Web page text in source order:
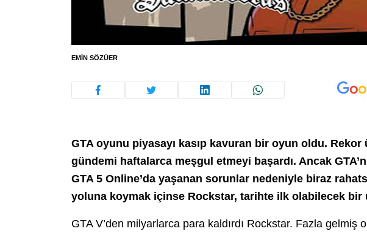
EMIN SÖZÜER
GTA oyunu piyasayı kasıp kavuran bir oyun oldu. Rekor
gündemi haftalarca meşgul etmeyi başardı. Ancak
GTA 5 Online’da yaşanan sorunlar nedeniyle biraz
yoluna koymak içinse Rockstar, tarihte ilk olabilecek bir
GTA V’den milyarlarca para kaldırdı Rockstar. Fazla gelmiş